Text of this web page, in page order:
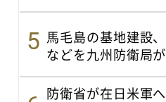
馬毛島の基地建設
などを九州防衛局
防衛省が在日米軍